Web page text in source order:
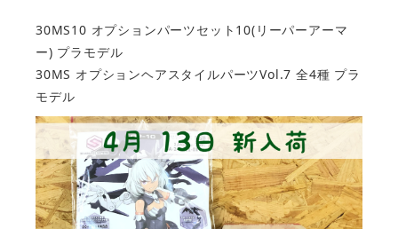
30MS10 オプションパーツセット10(リーパーアーマ
ー) プラモデル
30MS オプションヘアスタイルパーツVol.7 全4種 プラ
モデル